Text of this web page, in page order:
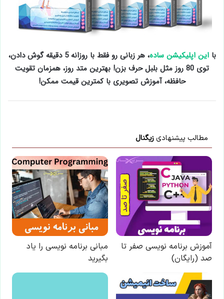
بااین اپلیکیشن ساده
، هر زبانی رو فقط با روزانه 5 دقیقه گوش دادن،
توی 80 روز مثل بلبل حرف بزن! بهترین متد روز، همزمان تقویت
حافظه، آموزش تصویری با کمترین قیمت ممکن!